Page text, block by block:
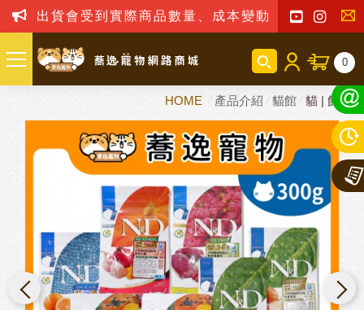
出貨會受到實際商品數量、成本變動之影響，我
聯
我
們
0
HOME 產品介紹 貓館 貓 | 飼料